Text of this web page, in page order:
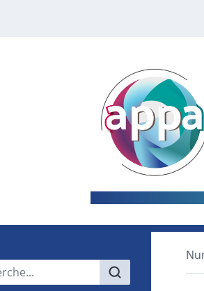
principal